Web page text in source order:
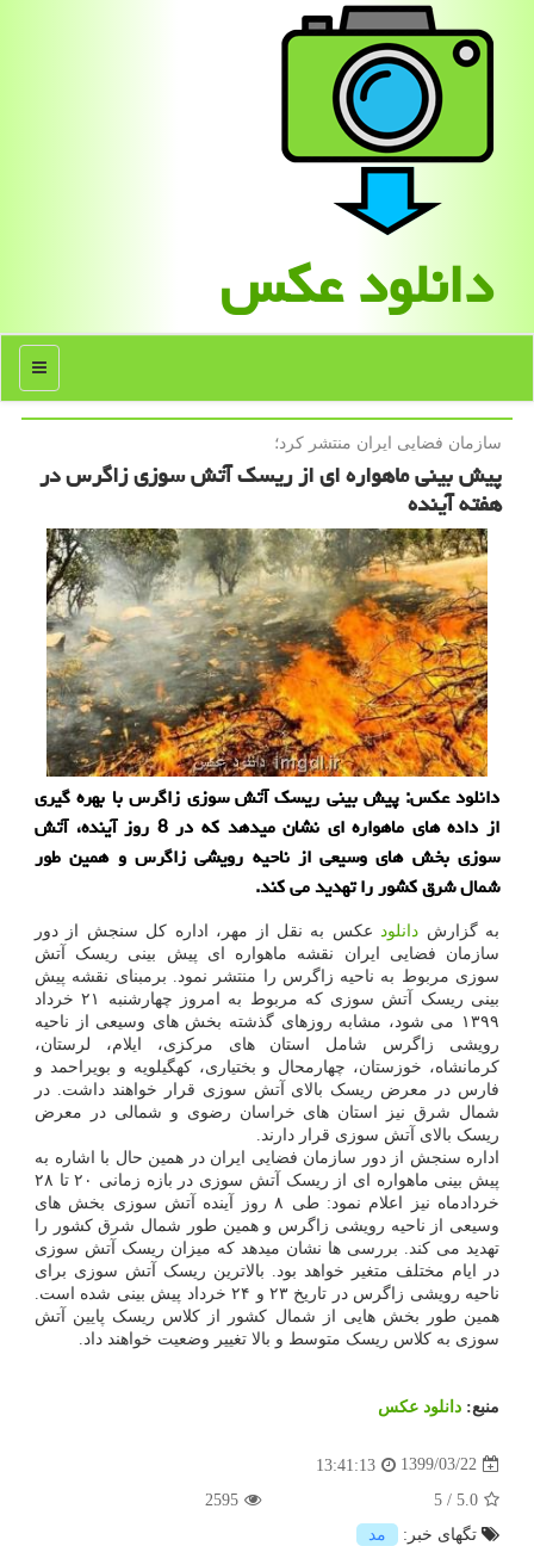
دانلود عكس
منو
سازمان فضایی ایران منتشر كرد؛
پیش بینی ماهواره ای از ریسك آتش سوزی زاگرس در
هفته آینده
دانلود عكس: پیش بینی ریسك آتش سوزی زاگرس با بهره گیری
از داده های ماهواره ای نشان میدهد كه در 8 روز آینده، آتش
سوزی بخش های وسیعی از ناحیه رویشی زاگرس و همین طور
شمال شرق كشور را تهدید می كند.
به گزارش دانلودعکس به نقل از مهر، اداره کل سنجش از دور
سازمان فضایی ایران نقشه ماهواره ای پیش بینی ریسک آتش
سوزی مربوط به ناحیه زاگرس را منتشر نمود. برمبنای نقشه پیش
بینی ریسک آتش سوزی که مربوط به امروز چهارشنبه ۲۱ خرداد
۱۳۹۹ می شود، مشابه روزهای گذشته بخش های وسیعی از ناحیه
رویشی زاگرس شامل استان های مرکزی، ایلام، لرستان،
کرمانشاه، خوزستان، چهارمحال و بختیاری، کهگیلویه و بویراحمد و
فارس در معرض ریسک بالای آتش سوزی قرار خواهند داشت. در
شمال شرق نیز استان های خراسان رضوی و شمالی در معرض
ریسک بالای آتش سوزی قرار دارند.
اداره سنجش از دور سازمان فضایی ایران در همین حال با اشاره به
پیش بینی ماهواره ای از ریسک آتش سوزی در بازه زمانی ۲۰ تا ۲۸
خردادماه نیز اعلام نمود: طی ۸ روز آینده آتش سوزی بخش های
وسیعی از ناحیه رویشی زاگرس و همین طور شمال شرق کشور را
تهدید می کند. بررسی ها نشان میدهد که میزان ریسک آتش سوزی
در ایام مختلف متغیر خواهد بود. بالاترین ریسک آتش سوزی برای
ناحیه رویشی زاگرس در تاریخ ۲۳ و ۲۴ خرداد پیش بینی شده است.
همین طور بخش هایی از شمال کشور از کلاس ریسک پایین آتش
سوزی به کلاس ریسک متوسط و بالا تغییر وضعیت خواهند داد.
منبع: دانلود عكس
1399/03/22
13:41:13
5.0
/
5
2595
تگهای خبر:
مد